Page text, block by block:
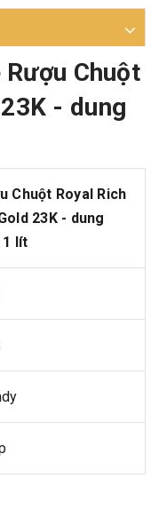
Chuột
- dung
Chuột Royal Rich
23K - dung
lít